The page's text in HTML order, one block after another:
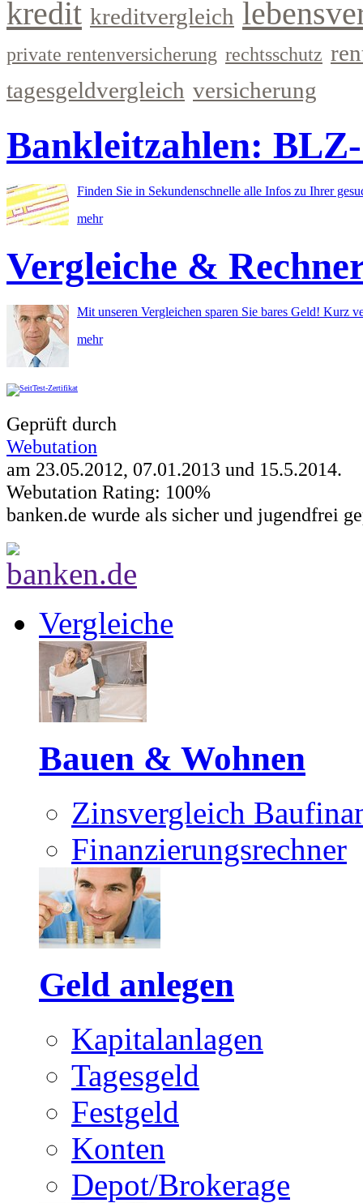
kredit kreditvergleich
private rentenversicherung rechtsschutz
tagesgeldvergleich versicherung
Bankleitzahlen: BLZ-
Finden Sie in Sekundenschnelle alle Infos zu Ihrer
mehr
Vergleiche &
Mit unseren Vergleichen sparen Sie bares Geld! Kurz
mehr
Geprüft durch
Webutation
am 23.05.2012, 07.01.2013 und 15.5.2014.
Webutation Rating: 100%
banken.de wurde als sicher und jugendfrei
Vergleiche
Bauen & Wohnen
Zinsvergleich
Finanzierungsrechner
Geld anlegen
Kapitalanlagen
Tagesgeld
Festgeld
Konten
Depot/Brokerage